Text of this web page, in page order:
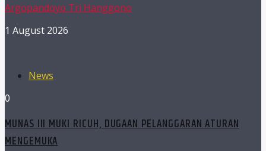
Argopandoyo Tri Hanggono
1 August 2026
News
0
MUNAS III MUKI RICUH, DUGAAN PELANGGARAN ATURAN
MENGEMUKA